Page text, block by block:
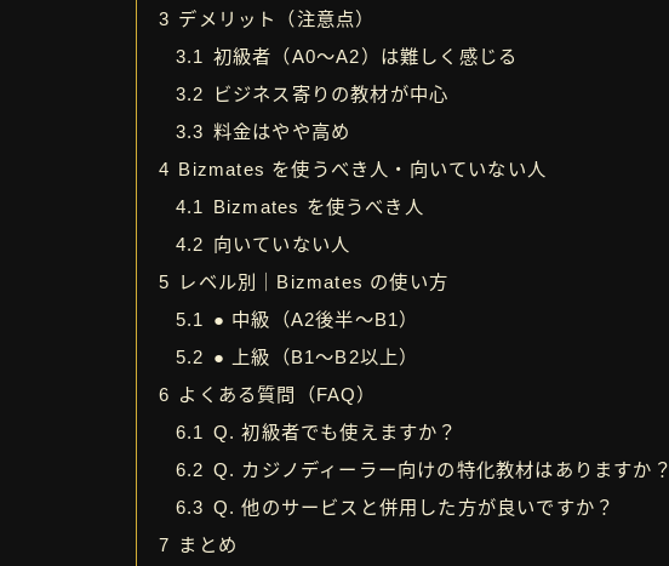
3 デメリット（注意点）
3.1 初級者（A0〜A2）は難しく感じる
3.2
ビジネス寄りの教材が中心
3.3 料金はやや高め
4 Bizmates を使うべき人・向いていない人
4.1
Bizmates を使うべき人
4.2 向いていない人
5
レベル別｜Bizmates の使い方
5.1
● 中級（A2後半〜B1）
5.2 ● 上級（B1〜B2以上）
6 よくある質問（FAQ）
6.1 Q. 初級者でも使えますか？
6.2 Q. カジノディーラー向けの特化教材はありますか？
6.3 Q. 他のサービスと併用した方が良いですか？
7 まとめ